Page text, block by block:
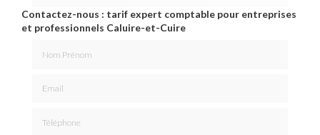
Contactez-nous : tarif expert comptable pour entreprises
et professionnels Caluire-et-Cuire